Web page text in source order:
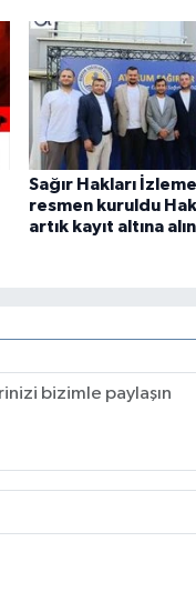
Sağır Hakları
resmen kuruldu
artık kayıt altına